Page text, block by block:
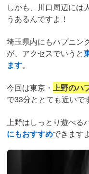
しかも、川口周辺には
うあるんですよ！
埼玉県内にもハプニン
が、アクセスでいうと
ます。
今回は東京・ 上野のハ
で33分ととても近いで
上野はしっとり遊べる
にもおすすめできますよ